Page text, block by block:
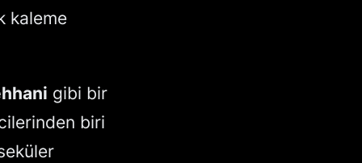
kaleme
gibi bir
biri